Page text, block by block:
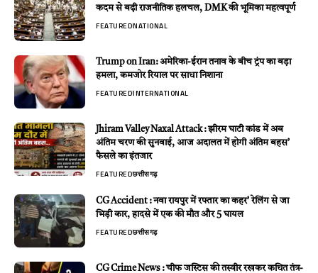
कदम से बढ़ी राजनीतिक हलचल, DMK की भूमिका महत्वपूर्ण
FEATUREDNATIONAL
Trump on Iran: अमेरिका-ईरान तनाव के बीच ट्रंप का बड़ा
हमला, कमजोर रियाल पर साधा निशाना
FEATUREDINTERNATIONAL
Jhiram Valley Naxal Attack : झीरम घाटी कांड में अब
अंतिम चरण की सुनवाई, आज अदालत में होगी अंतिम बहस’
फैसले का इंतजार
FEATUREDछत्तीसगढ़
CG Accident : नवा रायपुर में रफ्तार का कहर’ रेलिंग से जा
भिड़ी कार, हादसे में एक की मौत और 5 घायल
FEATUREDछत्तीसगढ़
CG Crime News : चीफ जस्टिस की तस्वीर रखकर कथित तंत्र-